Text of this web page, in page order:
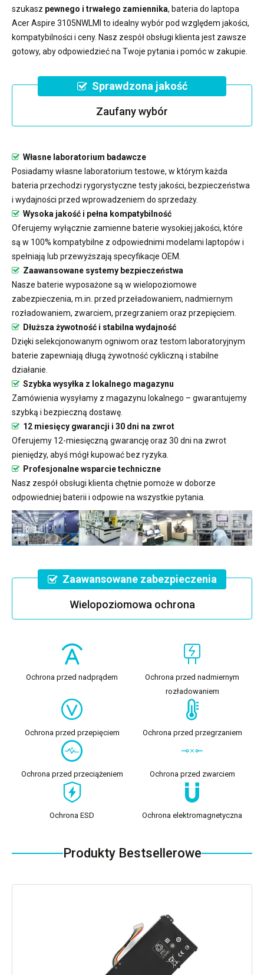
szukasz pewnego i trwałego zamiennika, bateria do laptopa
Acer Aspire 3105NWLMI to idealny wybór pod względem jakości,
kompatybilności i ceny. Nasz zespół obsługi klienta jest zawsze
gotowy, aby odpowiedzieć na Twoje pytania i pomóc w zakupie.
Sprawdzona jakość
Zaufany wybór
Własne laboratorium badawcze
Posiadamy własne laboratorium testowe, w którym każda
bateria przechodzi rygorystyczne testy jakości, bezpieczeństwa
i wydajności przed wprowadzeniem do sprzedaży.
Wysoka jakość i pełna kompatybilność
Oferujemy wyłącznie zamienne baterie wysokiej jakości, które
są w 100% kompatybilne z odpowiednimi modelami laptopów i
spełniają lub przewyższają specyfikacje OEM.
Zaawansowane systemy bezpieczeństwa
Nasze baterie wyposażone są w wielopoziomowe
zabezpieczenia, m.in. przed przeładowaniem, nadmiernym
rozładowaniem, zwarciem, przegrzaniem oraz przepięciem.
Dłuższa żywotność i stabilna wydajność
Dzięki selekcjonowanym ogniwom oraz testom laboratoryjnym
baterie zapewniają długą żywotność cykliczną i stabilne
działanie.
Szybka wysyłka z lokalnego magazynu
Zamówienia wysyłamy z magazynu lokalnego – gwarantujemy
szybką i bezpieczną dostawę.
12 miesięcy gwarancji i 30 dni na zwrot
Oferujemy 12-miesięczną gwarancję oraz 30 dni na zwrot
pieniędzy, abyś mógł kupować bez ryzyka.
Profesjonalne wsparcie techniczne
Nasz zespół obsługi klienta chętnie pomoże w doborze
odpowiedniej baterii i odpowie na wszystkie pytania.
Zaawansowane zabezpieczenia
Wielopoziomowa ochrona
Ochrona przed nadprądem
Ochrona przed nadmiernym
rozładowaniem
Ochrona przed przepięciem Ochrona przed przegrzaniem
Ochrona przed przeciążeniem Ochrona przed zwarciem
Ochrona ESD Ochrona elektromagnetyczna
Produkty Bestsellerowe